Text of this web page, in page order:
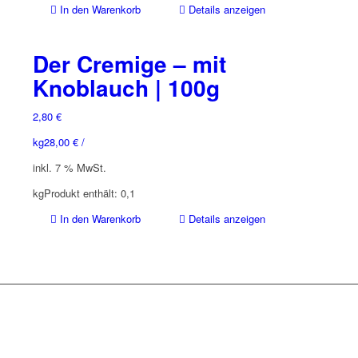
In den Warenkorb
Details anzeigen
Der Cremige – mit
Knoblauch | 100g
2,80 €
28,00 €/
kg
inkl. 7 % MwSt.
Produkt enthält: 0,1
kg
In den Warenkorb
Details anzeigen